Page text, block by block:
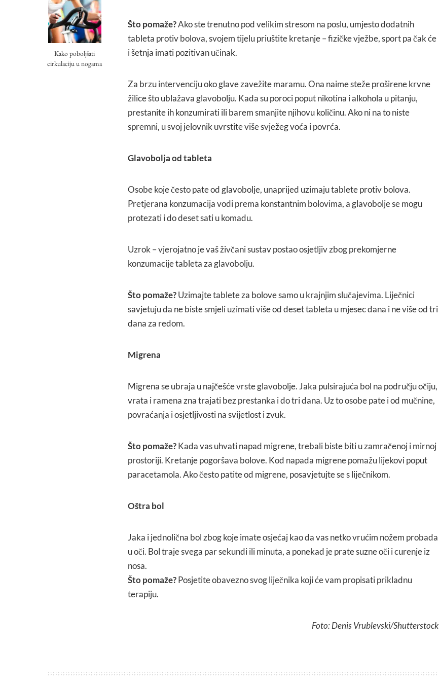
Kako poboljšati
cirkulaciju u nogama
Što pomaže?Ako ste trenutno pod velikim stresom na poslu, umjesto dodatnih
tableta protiv bolova, svojem tijelu priuštite kretanje – fizičke vježbe, sport pa čak će
i šetnja imati pozitivan učinak.
Za brzu intervenciju oko glave zavežite maramu. Ona naime steže proširene krvne
žilice što ublažava glavobolju. Kada su poroci poput nikotina i alkohola u pitanju,
prestanite ih konzumirati ili barem smanjite njihovu količinu. Ako ni na to niste
spremni, u svoj jelovnik uvrstite više svježeg voća i povrća.
Glavobolja od tableta
Osobe koje često pate od glavobolje, unaprijed uzimaju tablete protiv bolova.
Pretjerana konzumacija vodi prema konstantnim bolovima, a glavobolje se mogu
protezati i do deset sati u komadu.
Uzrok – vjerojatno je vaš živčani sustav postao osjetljiv zbog prekomjerne
konzumacije tableta za glavobolju.
Što pomaže?Uzimajte tablete za bolove samo u krajnjim slučajevima. Liječnici
savjetuju da ne biste smjeli uzimati više od deset tableta u mjesec dana i ne više od tri
dana za redom.
Migrena
Migrena se ubraja u najčešće vrste glavobolje. Jaka pulsirajuća bol na području očiju,
vrata i ramena zna trajati bez prestanka i do tri dana. Uz to osobe pate i od mučnine,
povraćanja i osjetljivosti na svijetlost i zvuk.
Što pomaže?Kada vas uhvati napad migrene, trebali biste biti u zamračenoj i mirnoj
prostoriji. Kretanje pogoršava bolove. Kod napada migrene pomažu lijekovi poput
paracetamola. Ako često patite od migrene, posavjetujte se s liječnikom.
Oštra bol
Jaka i jednolična bol zbog koje imate osjećaj kao da vas netko vrućim nožem probada
u oči. Bol traje svega par sekundi ili minuta, a ponekad je prate suzne oči i curenje iz
nosa.
Što pomaže?Posjetite obavezno svog liječnika koji će vam propisati prikladnu
terapiju.
Foto: Denis Vrublevski/Shutterstock